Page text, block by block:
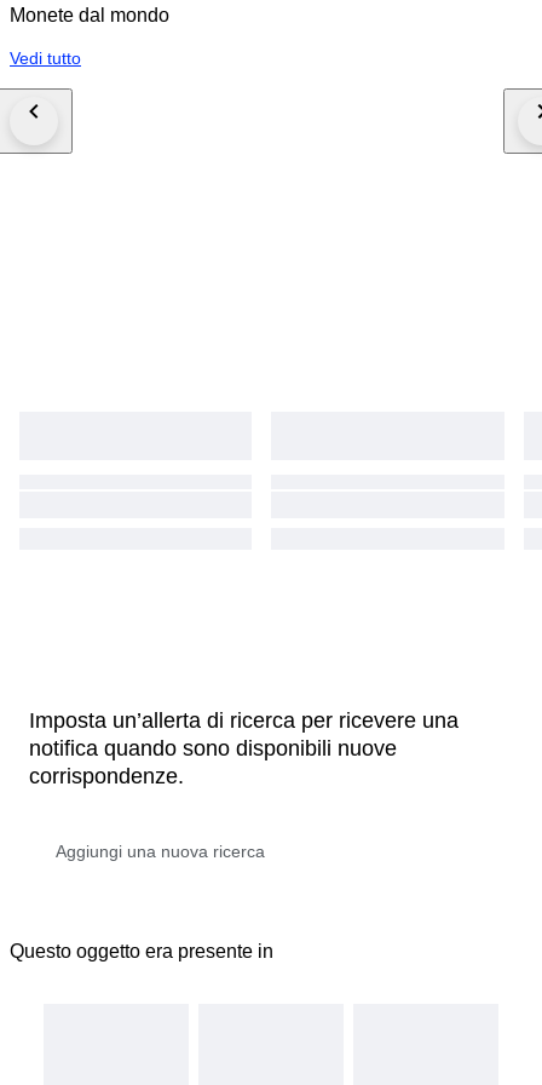
Monete dal mondo
Vedi tutto
Imposta un’allerta di ricerca per ricevere una
notifica quando sono disponibili nuove
corrispondenze.
Questo oggetto era presente in